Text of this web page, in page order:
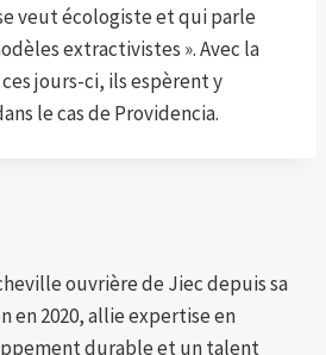
veut écologiste et qui parle
extractivistes ». Avec la
jours-ci, ils espèrent y
le cas de Providencia.
ouvrière de Jiec depuis sa
en 2020, allie expertise en
durable et un talent